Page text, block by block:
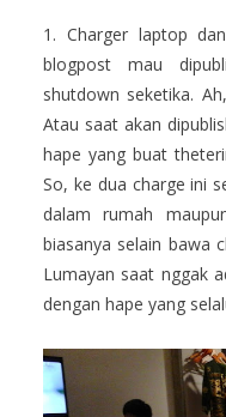
1. Charger laptop
blogpost mau
shutdown seketika.
Atau saat akan
hape yang buat
So, ke dua charge ini
dalam rumah
biasanya selain bawa
Lumayan saat nggak
dengan hape yang